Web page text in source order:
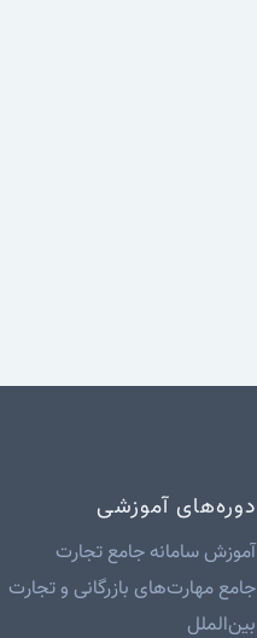
دوره‌های آموزشی
آموزش سامانه جامع تجارت
جامع مهارت‌های بازرگانی و تجارت
بین‌الملل